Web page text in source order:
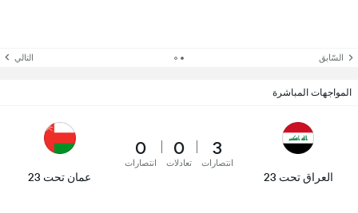
السّابق التالي
المواجهات المباشرة
العراق تحت 23
3
انتصارات
0
تعادلات
0
انتصارات
عمان تحت 23